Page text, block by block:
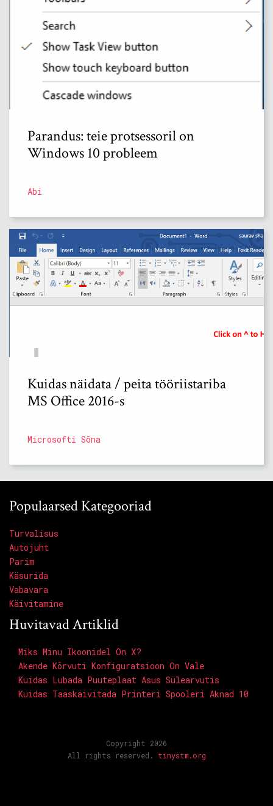
Parandus: teie protsessoril on
Windows 10 probleem
Abi
Kuidas näidata / peita tööriistariba
MS Office 2016-s
Microsofti Sõna
Populaarsed Kategooriad
Turvalisus
Autojuht
Parim
Käsurida
Vabavara
Käivitamine
Huvitavad Artiklid
Miks Minu Ikoonidel On X?
Akende Kõrvuti Konfiguratsioon On Vale
Kuidas Lubada Puuteplaat Asus Sülearvutis
Kuidas Taaskäivitada Printeri Spooleri Aknad 10
Copyright 2026
All rights reserved. tinystm.org